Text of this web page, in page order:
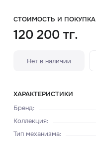
СТОИМОСТЬ И ПОКУПКА
120 200 тг.
Нет в наличии
ХАРАКТЕРИСТИКИ
Бренд:
Коллекция:
Тип механизма:
О нас